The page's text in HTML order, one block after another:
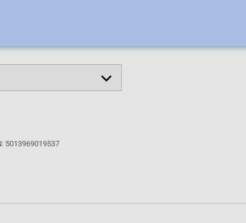
5013969019537